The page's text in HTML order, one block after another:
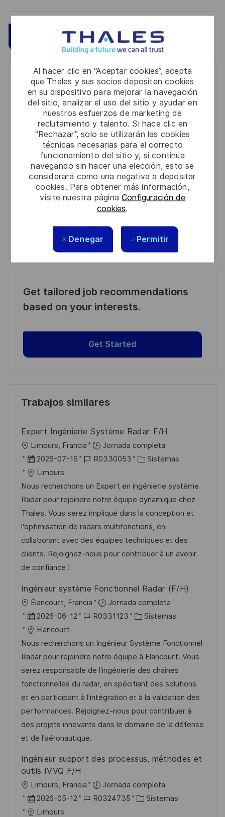
Al hacer clic en “Aceptar cookies”, acepta
que Thales y sus socios depositen cookies
en su dispositivo para mejorar la navegación
del sitio, analizar el uso del sitio y ayudar en
nuestros esfuerzos de marketing de
reclutamiento y talento. Si hace clic en
“Rechazar”, solo se utilizarán las cookies
técnicas necesarias para el correcto
funcionamiento del sitio y, si continúa
navegando sin hacer una elección, esto se
considerará como una negativa a depositar
cookies. Para obtener más información,
visite nuestra páginaConfiguración de
cookies.
Denegar Permitir
Aplicar ahora Guardar
Get notified for similar jobs
You'll receive updates once a week
Enter
Email
address
(Required)
Required
Revise y acepte los términos del procesamiento de
su información personal
Activar
Manage alerts
Get tailored job recommendations
based on your interests.
Get Started
Trabajos similares
Expert Ingénierie Système Radar F/H
U
b
c
a
c
i
ó
n
Limours, Francia
Jornada completa
F
e
c
h
a
d
e
p
u
l
i
c
a
c
i
ó
n
2026-07-16
I
d
e
e
m
p
l
R0330053
C
t
e
g
o
r
í
Sistemas
Limours
Nous recherchons un Expert en ingénierie système
Radar pour rejoindre notre équipe dynamique chez
Thales. Vous serez impliqué dans la conception et
l'optimisation de radars multifonctions, en
collaborant avec des équipes techniques et des
clients. Rejoignez-nous pour contribuer à un avenir
de confiance !
Ingénieur système Fonctionnel Radar (F/H)
U
b
c
a
c
i
ó
n
Élancourt, Francia
Jornada completa
F
e
c
h
a
d
e
p
u
b
i
c
2026-06-12
I
d
e
e
m
p
l
e
o
R0331123
C
t
e
g
o
r
í
a
Sistemas
Elancourt
Nous recherchons un Ingénieur Système Fonctionnel
Radar pour rejoindre notre équipe à Elancourt. Vous
serez responsable de l'ingénierie des chaînes
fonctionnelles du radar, en spécifiant des solutions
et en participant à l'intégration et à la validation des
performances. Rejoignez-nous pour contribuer à
des projets innovants dans le domaine de la défense
et de l'aéronautique.
Ingénieur support des processus, méthodes et
outils IVVQ F/H
U
b
Limours, Francia
Jornada completa
F
e
2026-05-12
I
R0324735
C Sistemas
Limours